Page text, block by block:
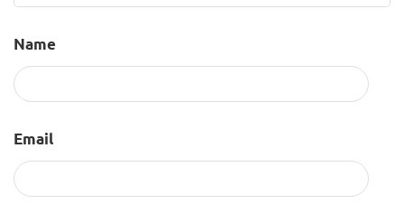
Name
Email